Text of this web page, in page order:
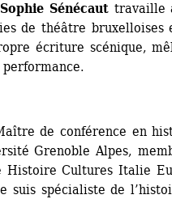
Sophie Sénécaut travaille
de théâtre bruxelloises
écriture scénique,
de conférence en
Grenoble Alpes,
Histoire Cultures Italie
suis spécialiste de